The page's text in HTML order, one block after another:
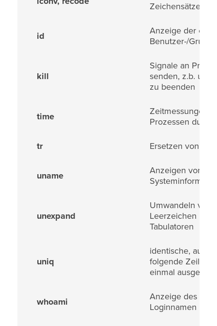
Zeichensätzen
id
Anzeige der
Benutzer-/
kill
Signale an
senden, z.b. um
zu beenden
time
Zeitmessungen
Prozessen
tr Ersetzen von
uname
Anzeigen von
unexpand
Umwandeln von
Leerzeichen in
Tabulatoren
uniq
identische,
folgende Zeilen
einmal ausgeben
whoami
Anzeige des
Loginnamen